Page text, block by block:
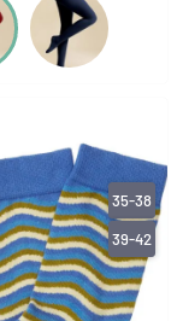
35-38
39-42